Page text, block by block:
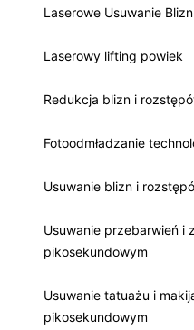
Laserowe Usuwanie Blizn
Laserowy lifting powiek
Redukcja blizn i
Fotoodmładzanie
Usuwanie blizn i
Usuwanie przebarwień i
pikosekundowym
Usuwanie tatuażu i
pikosekundowym